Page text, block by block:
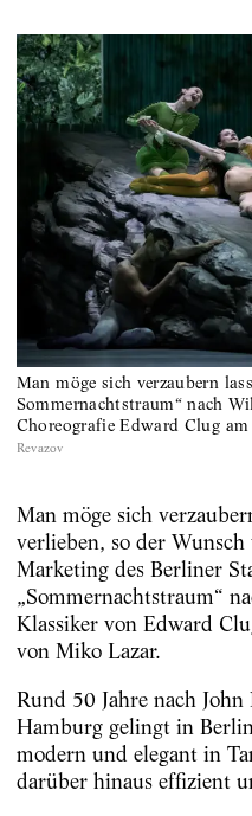
Man möge sich verzaubern
Sommernachtstraum“ nach
Choreografie Edward Clug
Revazov
Man möge sich
verlieben, so der
Marketing des Berliner
„Sommernachtstraum“
Klassiker von Edward
von Miko Lazar.
Rund 50 Jahre nach
Hamburg gelingt in
modern und elegant in
darüber hinaus effizient